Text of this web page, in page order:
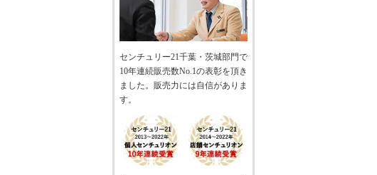
センチュリー21千葉・茨城部門で
10年連続販売数No.1の表彰を頂き
ました。販売力には自信がありま
す。